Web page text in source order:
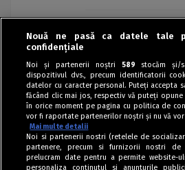
Nouă ne pasă ca datele tale
confidențiale
Noi și partenerii noștri 589 stocăm și/
dispozitivul dvs., precum identificatorii
datelor cu caracter personal. Puteți accepta
făcând clic mai jos, respectiv vă puteți
în orice moment pe pagina cu politica de
vor fi raportate partenerilor noștri și nu vă vor
Mai multe detalii
Noi si partenerii nostri (retelele de
partenere, precum si furnizorii nostri de
prelucram date pentru a permite website-
personaliza continutul si anunturile